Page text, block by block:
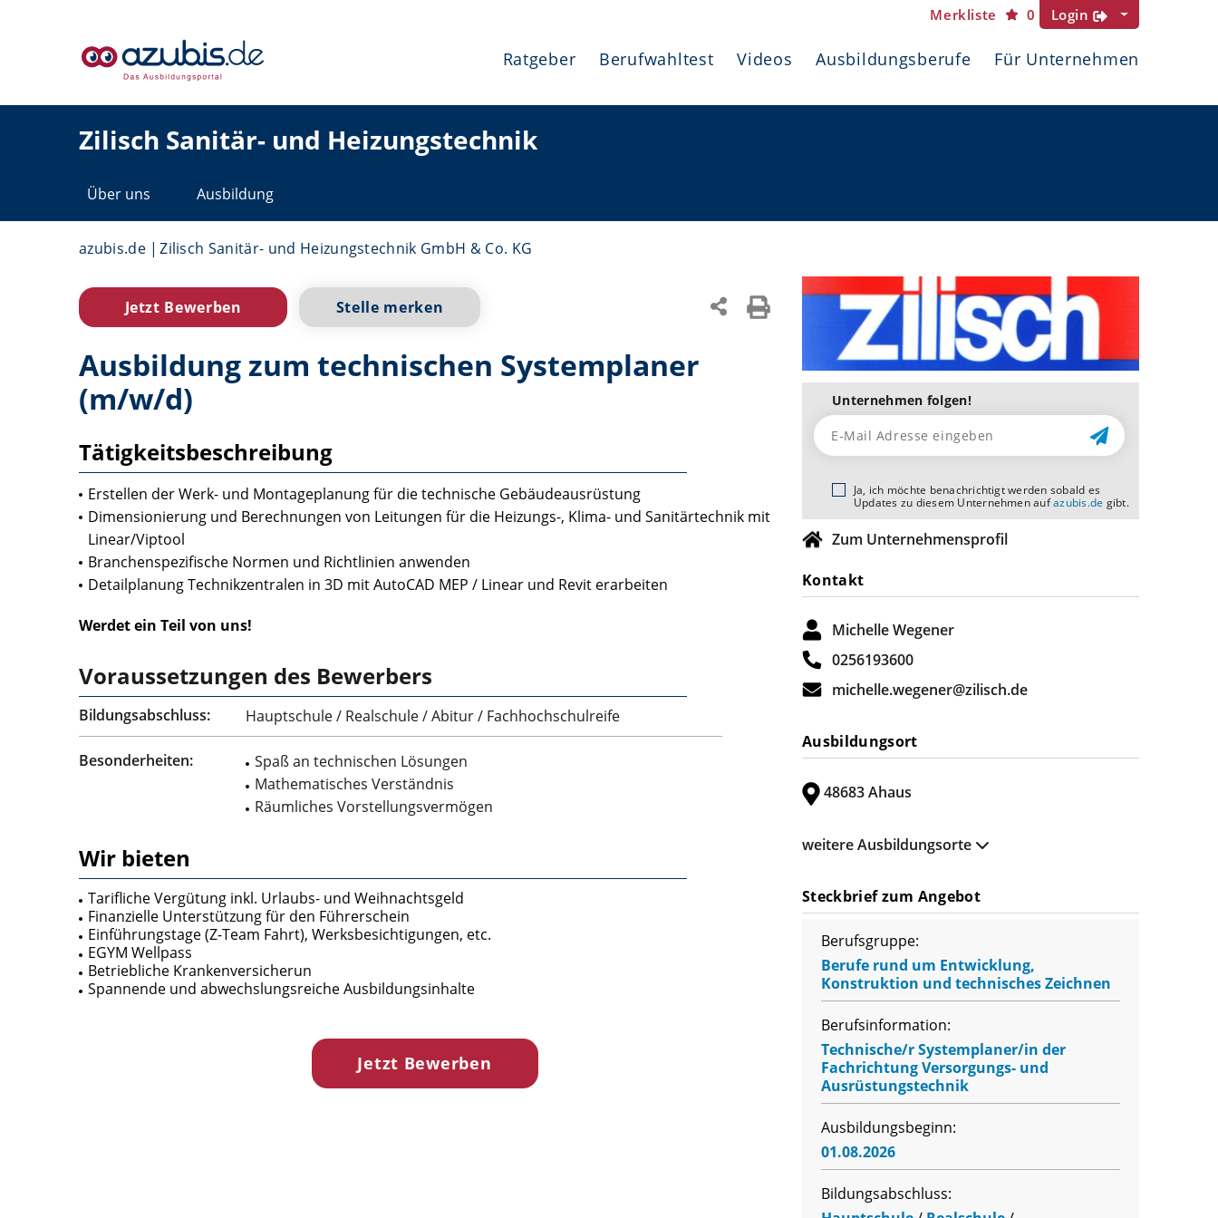
Merkliste 0 Login
Ratgeber Berufwahltest Videos Ausbildungsberufe Für Unternehmen
Zilisch Sanitär- und Heizungstechnik
Über uns Ausbildung
azubis.de Zilisch Sanitär- und Heizungstechnik GmbH & Co. KG
Jetzt Bewerben Stelle merken
Ausbildung zum technischen Systemplaner
(m/w/d)
Tätigkeitsbeschreibung
Erstellen der Werk- und Montageplanung für die technische Gebäudeausrüstung
Dimensionierung und Berechnungen von Leitungen für die Heizungs-, Klima- und Sanitärtechnik mit
Linear/Viptool
Branchenspezifische Normen und Richtlinien anwenden
Detailplanung Technikzentralen in 3D mit AutoCAD MEP / Linear und Revit erarbeiten
Werdet ein Teil von uns!
Voraussetzungen des Bewerbers
Bildungsabschluss: Hauptschule / Realschule / Abitur / Fachhochschulreife
Besonderheiten:
Spaß an technischen Lösungen
Mathematisches Verständnis
Räumliches Vorstellungsvermögen
Wir bieten
Tarifliche Vergütung inkl. Urlaubs- und Weihnachtsgeld
Finanzielle Unterstützung für den Führerschein
Einführungstage (Z-Team Fahrt), Werksbesichtigungen, etc.
EGYM Wellpass
Betriebliche Krankenversicherun
Spannende und abwechslungsreiche Ausbildungsinhalte
Jetzt Bewerben
Unternehmen folgen!
Ja, ich möchte benachrichtigt werden sobald es
Updates zu diesem Unternehmen aufazubis.de gibt.
Zum Unternehmensprofil
Kontakt
Michelle Wegener
0256193600
michelle.wegener@zilisch.de
Ausbildungsort
48683 Ahaus
weitere Ausbildungsorte
Steckbrief zum Angebot
Berufsgruppe:
Berufe rund um Entwicklung,
Konstruktion und technisches Zeichnen
Berufsinformation:
Technische/r Systemplaner/in der
Fachrichtung Versorgungs- und
Ausrüstungstechnik
Ausbildungsbeginn:
01.08.2026
Bildungsabschluss: